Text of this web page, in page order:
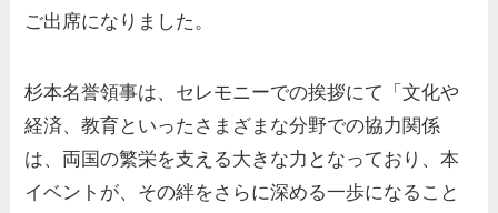
ご出席になりました。
杉本名誉領事は、セレモニーでの挨拶にて「文化や
経済、教育といったさまざまな分野での協力関係
は、両国の繁栄を支える大きな力となっており、本
イベントが、その絆をさらに深める一歩になること